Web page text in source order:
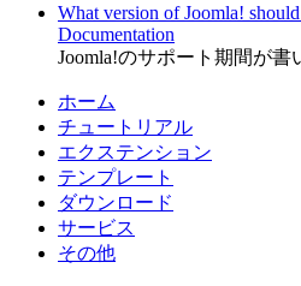
What version of Joomla!
Documentation
Joomla!のサポート期間が書
ホーム
チュートリアル
エクステンション
テンプレート
ダウンロード
サービス
その他